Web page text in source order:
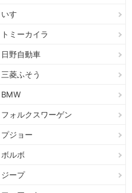
いすゞ
トミーカイラ
日野自動車
三菱ふそう
BMW
フォルクスワーゲン
プジョー
ボルボ
ジープ